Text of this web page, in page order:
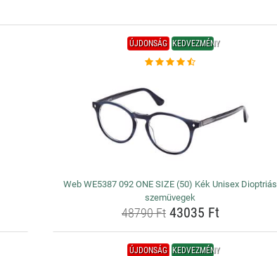
ÚJDONSÁG KEDVEZMÉNY
Web WE5387 092 ONE SIZE (50) Kék Unisex Dioptriás
szemüvegek
48790 Ft43035 Ft
ÚJDONSÁG KEDVEZMÉNY